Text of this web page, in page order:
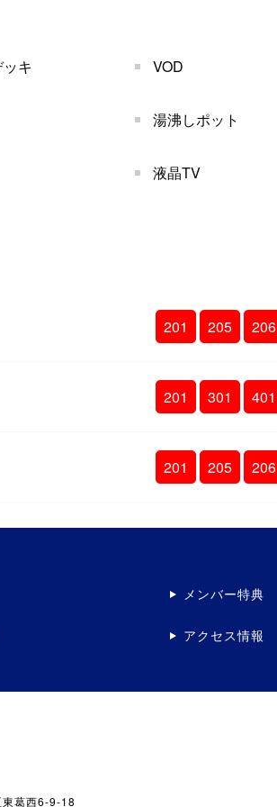
キ VOD
湯沸しポット
液晶TV
201 205 206
201 301 401
201 205 206
メンバー特典
アクセス情報
葛西6-9-18